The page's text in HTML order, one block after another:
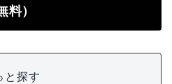
料）
と探す